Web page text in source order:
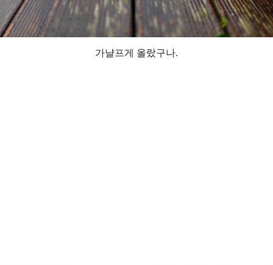
가냘프게 올랐구나.